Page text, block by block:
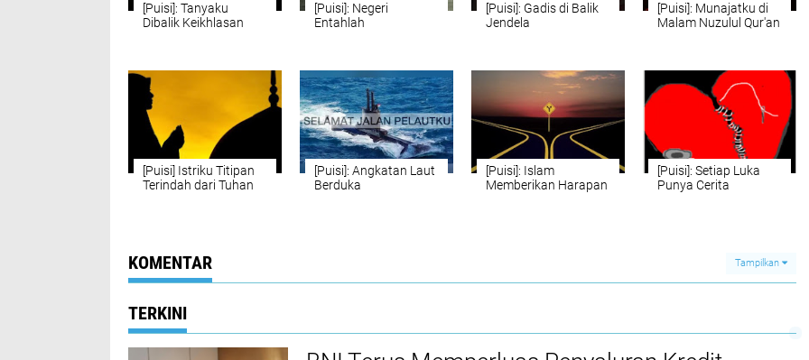
[Puisi]: Tanyaku
Dibalik Keikhlasan
[Puisi]: Negeri
Entahlah
[Puisi]: Gadis di Balik
Jendela
[Puisi]: Munajatku di
Malam Nuzulul Qur'an
[Puisi] Istriku Titipan
Terindah dari Tuhan
[Puisi]: Angkatan Laut
Berduka
[Puisi]: Islam
Memberikan Harapan
[Puisi]: Setiap Luka
Punya Cerita
KOMENTAR Tampilkan
TERKINI